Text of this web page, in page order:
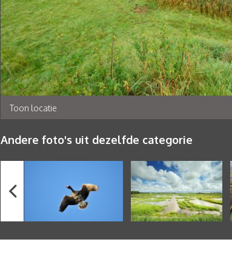
Toon locatie
Andere foto's uit dezelfde categorie